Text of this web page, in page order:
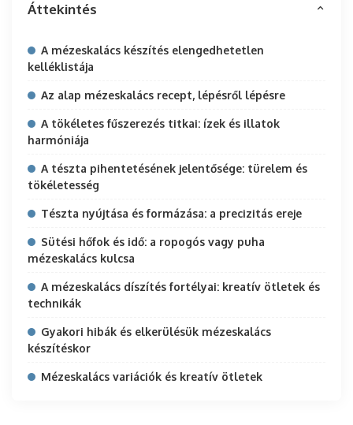
Áttekintés
A mézeskalács készítés elengedhetetlen
kelléklistája
Az alap mézeskalács recept, lépésről lépésre
A tökéletes fűszerezés titkai: ízek és illatok
harmóniája
A tészta pihentetésének jelentősége: türelem és
tökéletesség
Tészta nyújtása és formázása: a precizitás ereje
Sütési hőfok és idő: a ropogós vagy puha
mézeskalács kulcsa
A mézeskalács díszítés fortélyai: kreatív ötletek és
technikák
Gyakori hibák és elkerülésük mézeskalács
készítéskor
Mézeskalács variációk és kreatív ötletek